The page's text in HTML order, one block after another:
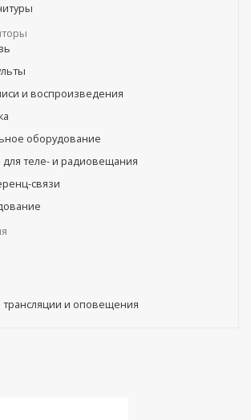
и воспроизведения
оборудование
теле- и радиовещания
связи
и оповещения